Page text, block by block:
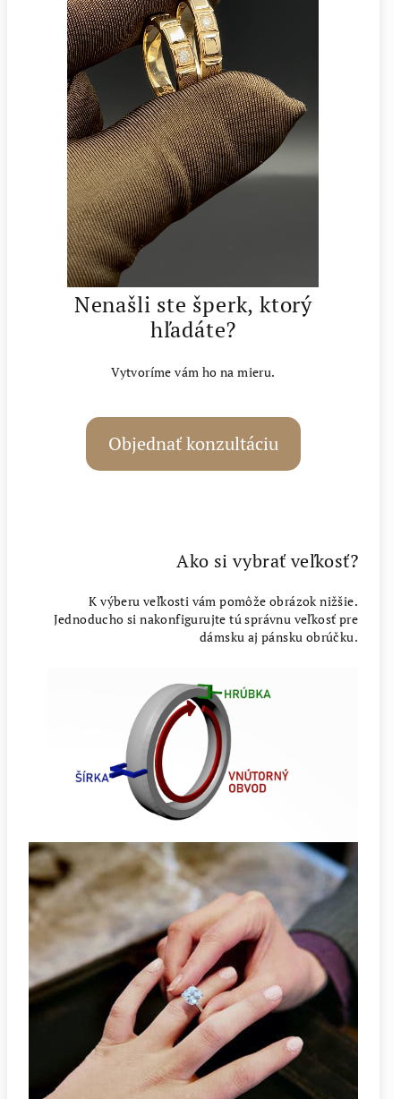
Nenašli ste šperk, ktorý
hľadáte?
Vytvoríme vám ho na mieru.
Objednať konzultáciu
Ako si vybrať veľkosť?
K výberu veľkosti vám pomôže obrázok nižšie.
Jednoducho si nakonfigurujte tú správnu veľkosť pre
dámsku aj pánsku obrúčku.